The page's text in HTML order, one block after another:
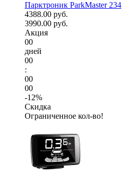
Парктроник ParkMaster 234
4388.00 руб.
3990.00 руб.
Акция
00
дней
00
:
00
00
-12%
Скидка
Ограниченное кол-во!